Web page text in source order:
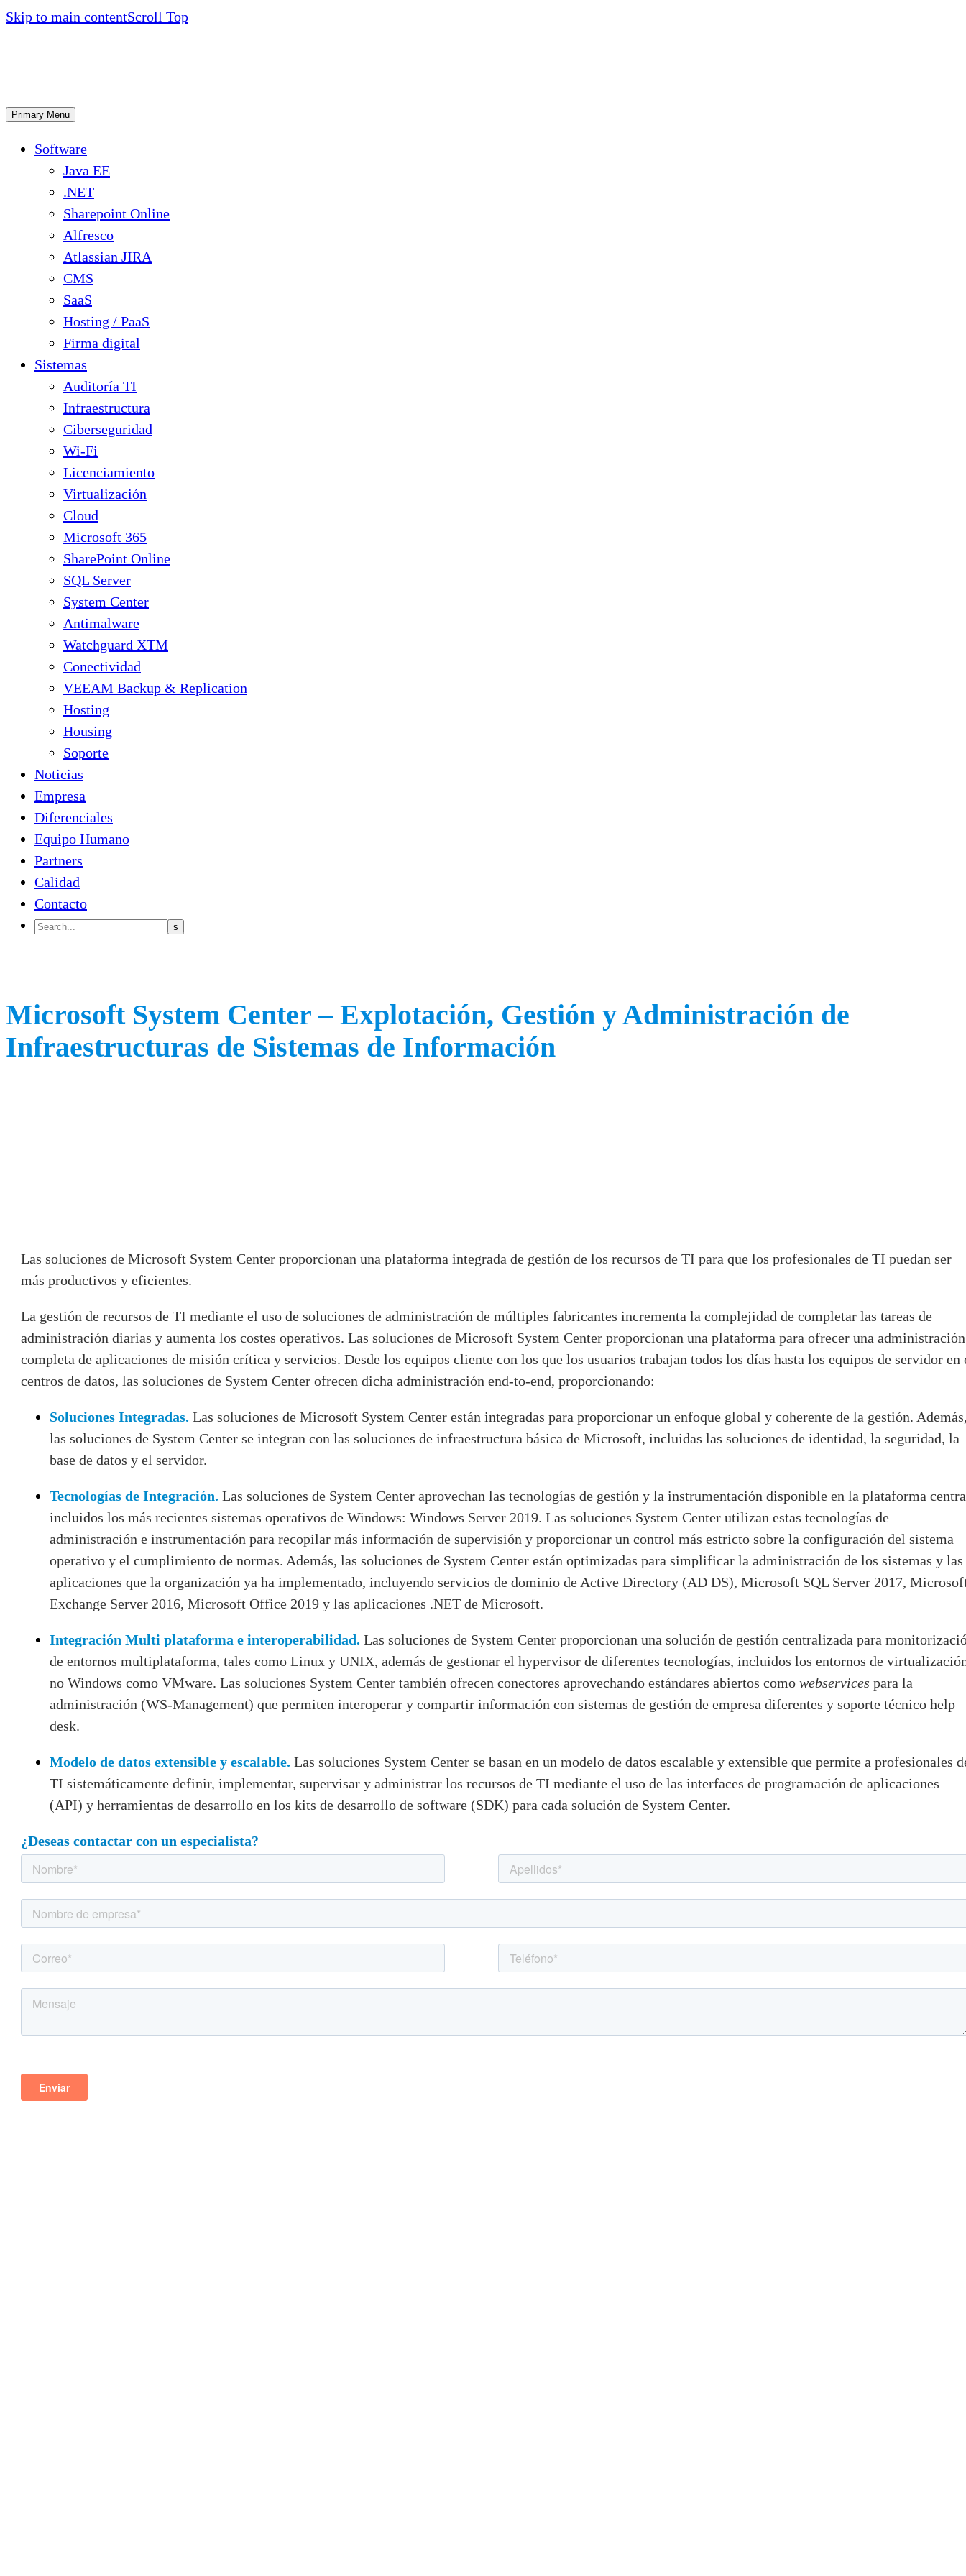
Skip to main contentScroll Top
Primary Menu
Software
Java EE
.NET
Sharepoint Online
Alfresco
Atlassian JIRA
CMS
SaaS
Hosting / PaaS
Firma digital
Sistemas
Auditoría TI
Infraestructura
Ciberseguridad
Wi-Fi
Licenciamiento
Virtualización
Cloud
Microsoft 365
SharePoint Online
SQL Server
System Center
Antimalware
Watchguard XTM
Conectividad
VEEAM Backup & Replication
Hosting
Housing
Soporte
Noticias
Empresa
Diferenciales
Equipo Humano
Partners
Calidad
Contacto
Microsoft System Center – Explotación, Gestión y Administración de
Infraestructuras de Sistemas de Información
Las soluciones de Microsoft System Center proporcionan una plataforma integrada de gestión de los recursos de TI para que los profesionales de TI puedan ser
más productivos y eficientes.
La gestión de recursos de TI mediante el uso de soluciones de administración de múltiples fabricantes incrementa la complejidad de completar las tareas de
administración diarias y aumenta los costes operativos. Las soluciones de Microsoft System Center proporcionan una plataforma para ofrecer una administración
completa de aplicaciones de misión crítica y servicios. Desde los equipos cliente con los que los usuarios trabajan todos los días hasta los equipos de servidor en
centros de datos, las soluciones de System Center ofrecen dicha administración end-to-end, proporcionando:
Soluciones Integradas. Las soluciones de Microsoft System Center están integradas para proporcionar un enfoque global y coherente de la gestión.
las soluciones de System Center se integran con las soluciones de infraestructura básica de Microsoft, incluidas las soluciones de identidad, la seguridad, la
base de datos y el servidor.
Tecnologías de Integración. Las soluciones de System Center aprovechan las tecnologías de gestión y la instrumentación disponible en la plataforma
incluidos los más recientes sistemas operativos de Windows: Windows Server 2019. Las soluciones System Center utilizan estas tecnologías de
administración e instrumentación para recopilar más información de supervisión y proporcionar un control más estricto sobre la configuración del sistema
operativo y el cumplimiento de normas. Además, las soluciones de System Center están optimizadas para simplificar la administración de los sistemas y las
aplicaciones que la organización ya ha implementado, incluyendo servicios de dominio de Active Directory (AD DS), Microsoft SQL Server 2017,
Exchange Server 2016, Microsoft Office 2019 y las aplicaciones .NET de Microsoft.
Integración Multi plataforma e interoperabilidad. Las soluciones de System Center proporcionan una solución de gestión centralizada para
de entornos multiplataforma, tales como Linux y UNIX, además de gestionar el hypervisor de diferentes tecnologías, incluidos los entornos de
no Windows como VMware. Las soluciones System Center también ofrecen conectores aprovechando estándares abiertos como webservices para la
administración (WS-Management) que permiten interoperar y compartir información con sistemas de gestión de empresa diferentes y soporte técnico help
desk.
Modelo de datos extensible y escalable. Las soluciones System Center se basan en un modelo de datos escalable y extensible que permite a profesionales
TI sistemáticamente definir, implementar, supervisar y administrar los recursos de TI mediante el uso de las interfaces de programación de aplicaciones
(API) y herramientas de desarrollo en los kits de desarrollo de software (SDK) para cada solución de System Center.
¿Deseas contactar con un especialista?